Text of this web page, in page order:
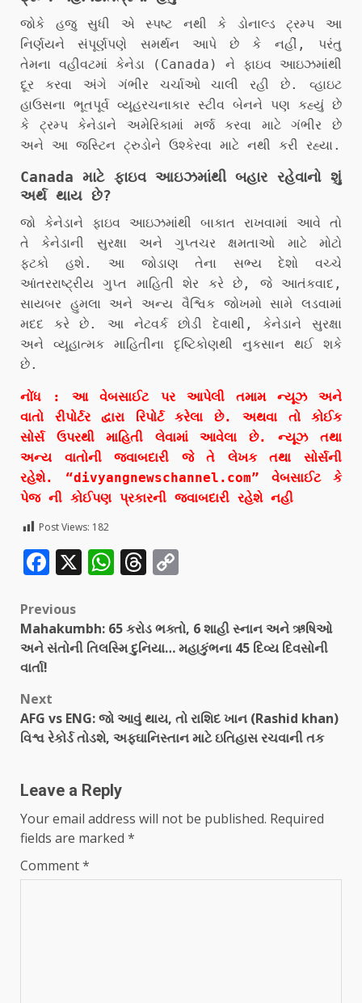
જોકે હજુ સુધી એ સ્પષ્ટ નથી કે ડોનાલ્ડ ટ્રમ્પ આ
નિર્ણયને સંપૂર્ણપણે સમર્થન આપે છે કે નહીં, પરંતુ
તેમના વહીવટમાં કેનેડા (Canada) ને ફાઇવ આઇઝમાંથી
દૂર કરવા અંગે ગંભીર ચર્ચાઓ ચાલી રહી છે. વ્હાઇટ
હાઉસના ભૂતપૂર્વ વ્યૂહરચનાકાર સ્ટીવ બેનને પણ કહ્યું છે
કે ટ્રમ્પ કેનેડાને અમેરિકામાં મર્જ કરવા માટે ગંભીર છે
અને આ જસ્ટિન ટ્રુડોને ઉશ્કેરવા માટે નથી કરી રહ્યા.
Canada માટે ફાઇવ આઇઝમાંથી બહાર રહેવાનો શું
અર્થ થાય છે?
જો કેનેડાને ફાઇવ આઇઝમાંથી બાકાત રાખવામાં આવે તો
તે કેનેડાની સુરક્ષા અને ગુપ્તચર ક્ષમતાઓ માટે મોટો
ફટકો હશે. આ જોડાણ તેના સભ્ય દેશો વચ્ચે
આંતરરાષ્ટ્રીય ગુપ્ત માહિતી શેર કરે છે, જે આતંકવાદ,
સાયબર હુમલા અને અન્ય વૈશ્વિક જોખમો સામે લડવામાં
મદદ કરે છે. આ નેટવર્ક છોડી દેવાથી, કેનેડાને સુરક્ષા
અને વ્યૂહાત્મક માહિતીના દૃષ્ટિકોણથી નુકસાન થઈ શકે
છે.
નોંધ : આ વેબસાઈટ પર આપેલી તમામ ન્યૂઝ અને
વાતો રીપોર્ટર દ્વારા રિપોર્ટ કરેલા છે. અથવા તો કોઈક
સોર્સ ઉપરથી માહિતી લેવામાં આવેલા છે. ન્યૂઝ તથા
અન્ય વાતોની જવાબદારી જે તે લેખક તથા સોર્સની
રહેશે. “divyangnewschannel.com” વેબસાઈટ કે
પેજ ની કોઈપણ પ્રકારની જવાબદારી રહેશે નહી
Post Views: 182
Facebook
X WhatsApp
Threads
Previous
Mahakumbh: 65 કરોડ ભક્તો, 6 શાહી સ્નાન અને ઋષિઓ
અને સંતોની તિલસ્મિ દુનિયા… મહાકુંભના 45 દિવ્ય દિવસોની
વાર્તા!
Next
AFG vs ENG: જો આવું થાય, તો રાશિદ ખાન (Rashid khan)
વિશ્વ રેકોર્ડ તોડશે, અફઘાનિસ્તાન માટે ઇતિહાસ રચવાની તક
Leave a Reply
Your email address will not be published. Required
fields are marked *
Comment*